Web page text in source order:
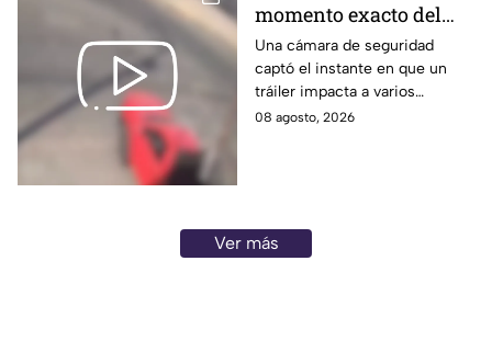
momento exacto del
brut4l choque de un
tráiler en
Aguascalientes
Una cámara de seguridad
captó el instante en que un
tráiler impacta a varios
vehículos detenidos.
08 agosto, 2026
Ver más